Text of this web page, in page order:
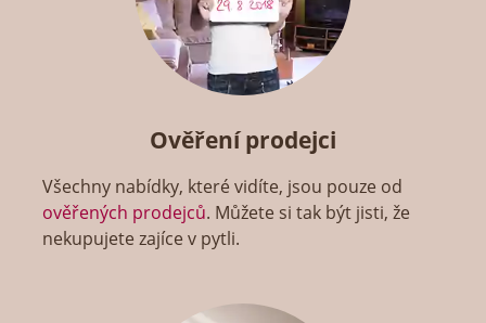
Ověření prodejci
Všechny nabídky, které vidíte, jsou pouze od
ověřených prodejců. Můžete si tak být jisti, že
nekupujete zajíce v pytli.